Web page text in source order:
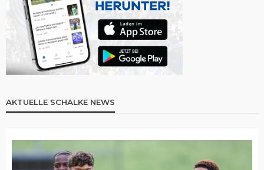
AKTUELLE SCHALKE NEWS